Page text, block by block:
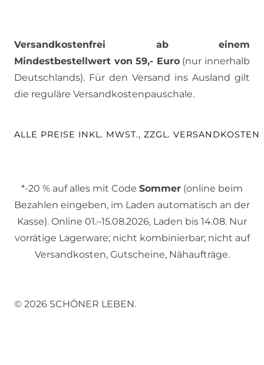
Versandkostenfrei ab einem
Mindestbestellwert von 59,- Euro(nur innerhalb
Deutschlands). Für den Versand ins Ausland gilt
die reguläre Versandkostenpauschale.
ALLE PREISE INKL. MWST., ZZGL. VERSANDKOSTEN
*-20 % auf alles mit Code Sommer (online beim
Bezahlen eingeben, im Laden automatisch an der
Kasse). Online 01.–15.08.2026, Laden bis 14.08. Nur
vorrätige Lagerware; nicht kombinierbar; nicht auf
Versandkosten, Gutscheine, Nähaufträge.
© 2026 SCHÖNER LEBEN.